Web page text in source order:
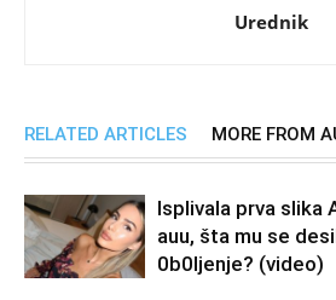
Urednik
RELATED ARTICLES MORE FROM
Isplivala prva slika
auu, šta mu se
0b0Ijenje? (video)